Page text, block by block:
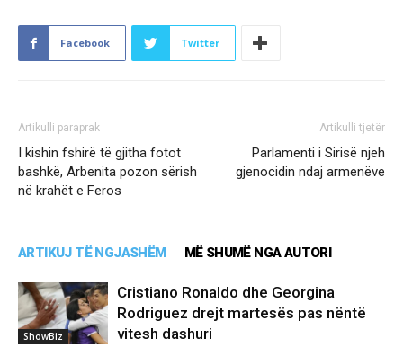
Facebook Twitter
Artikulli paraprak
I kishin fshirë të gjitha fotot
bashkë, Arbenita pozon sërish
në krahët e Feros
Artikulli tjetër
Parlamenti i Sirisë njeh
gjenocidin ndaj armenëve
ARTIKUJ TË NGJASHËM MË SHUMË NGA AUTORI
ShowBiz
Cristiano Ronaldo dhe Georgina
Rodriguez drejt martesës pas nëntë
vitesh dashuri